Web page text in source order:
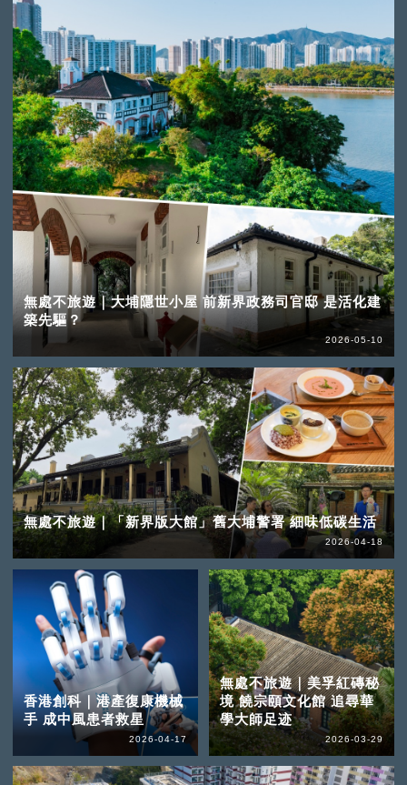
無處不旅遊｜大埔隱世小屋 前新界政務司官邸 是活化建
築先驅？
2026-05-10
無處不旅遊｜「新界版大館」舊大埔警署 細味低碳生活
2026-04-18
香港創科｜港產復康機械
手 成中風患者救星
2026-04-17
無處不旅遊｜美孚紅磚秘
境 饒宗頤文化館 追尋華
學大師足迹
2026-03-29